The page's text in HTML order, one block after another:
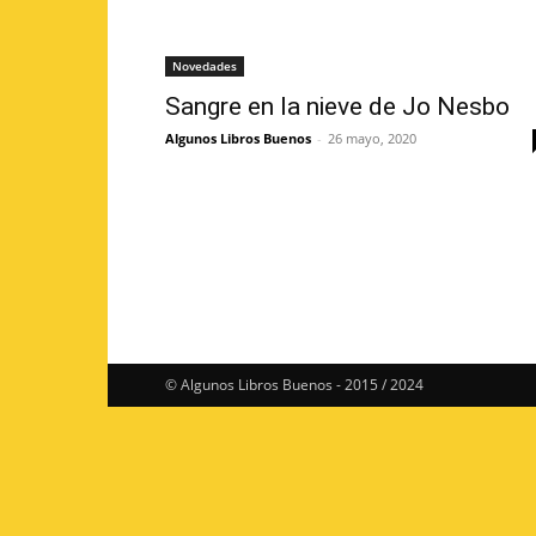
Novedades
Sangre en la nieve de Jo Nesbo
Algunos Libros Buenos - 26 mayo, 2020
© Algunos Libros Buenos - 2015 / 2024